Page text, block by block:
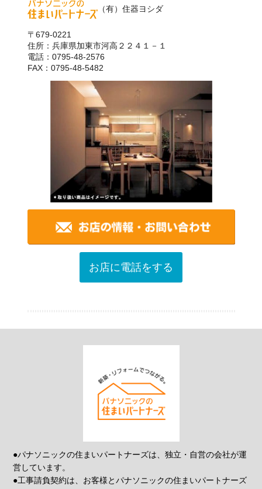
（有）住器ヨシダ
〒679-0221
住所：兵庫県加東市河高２２４１－１
電話：0795-48-2576
FAX：0795-48-5482
お店に電話をする
●パナソニックの住まいパートナーズは、独立・自営の会社が運
営しています。
●工事請負契約は、お客様とパナソニックの住まいパートナーズ